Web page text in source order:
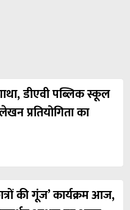
डीएवी पब्लिक स्कूल
प्रतियोगिता का
की गूंज’ कार्यक्रम आज,